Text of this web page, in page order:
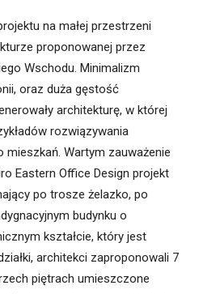
na małej przestrzeni
proponowanej przez
Wschodu. Minimalizm
oraz duża gęstość
architekturę, w której
rozwiązywania
Wartym zauważenie
Eastern Office Design projekt
po trosze żelazko, po
budynku o
kształcie, który jest
architekci zaproponowali 7
piętrach umieszczone